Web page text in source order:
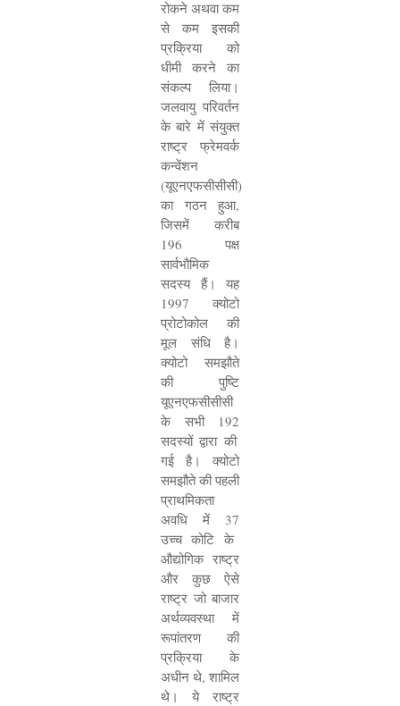
रोकने अथवा कम
से कम इसकी
प्रक्रिया को
धीमी करने का
संकल्प लिया।
जलवायु परिवर्तन
के बारे में संयुक्त
राष्ट्र फ्रेमवर्क
कन्वेंशन
(यूएनएफसीसीसी)
का गठन हुआ,
जिसमें करीब
196 पक्ष
सार्वभौमिक
सदस्य हैं। यह
1997 क्योटो
प्रोटोकोल की
मूल संधि है।
क्योटो समझौते
की पुष्टि
यूएनएफसीसीसी
के सभी 192
सदस्यों द्वारा की
गई है। क्योटो
समझौते की पहली
प्राथमिकता
अवधि में 37
उच्च कोटि के
औद्योगिक राष्ट्र
और कुछ ऐसे
राष्ट्र जो बाजार
अर्थव्यवस्था में
रूपांतरण की
प्रक्रिया के
अधीन थे, शामिल
थे। ये राष्ट्र